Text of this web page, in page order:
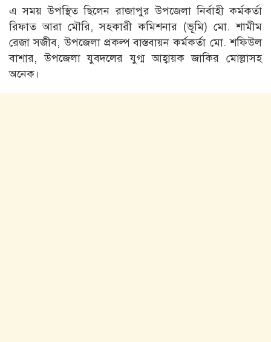
এ সময় উপস্থিত ছিলেন রাজাপুর উপজেলা নির্বাহী কর্মকর্তা
রিফাত আরা মৌরি, সহকারী কমিশনার (ভূমি) মো. শামীম
রেজা সজীব, উপজেলা প্রকল্প বাস্তবায়ন কর্মকর্তা মো. শফিউল
বাশার, উপজেলা যুবদলের যুগ্ম আহ্বায়ক জাকির মোল্লাসহ
অনেক।